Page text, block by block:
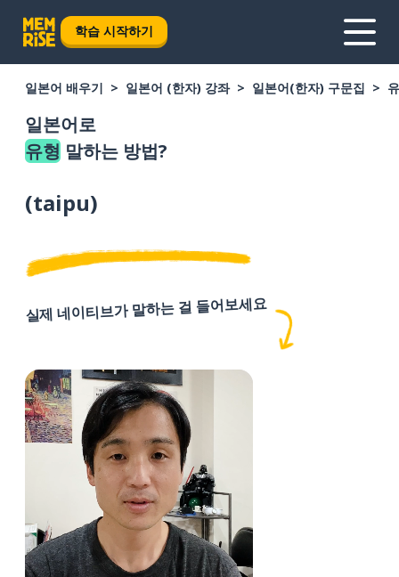
학습 시작하기
일본어 배우기 일본어 (한자) 강좌 일본어(한자) 구문집
일본어로
유형 말하는 방법?
(taipu)
실제 네이티브가 말하는 걸 들어보세요